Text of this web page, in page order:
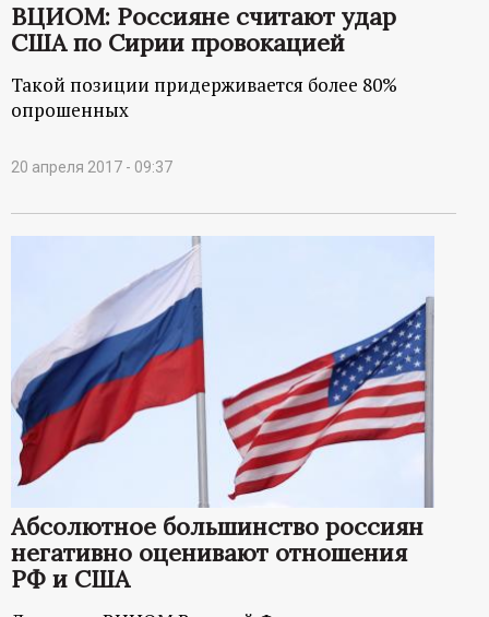
ВЦИОМ: Россияне считают удар
США по Сирии провокацией
Такой позиции придерживается более 80%
опрошенных
20 апреля 2017 - 09:37
Абсолютное большинство россиян
негативно оценивают отношения
РФ и США